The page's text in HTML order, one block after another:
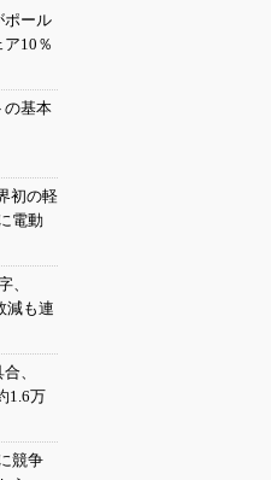
ポール
10％
の基本
初の軽
電動
、
減も連
、
1.6万
競争